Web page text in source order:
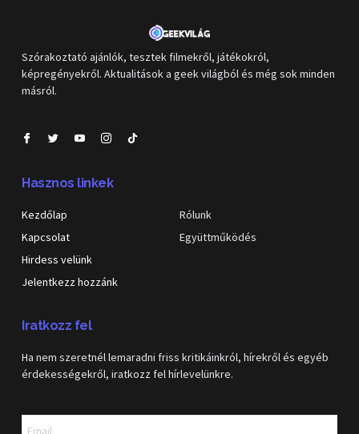
Szórakoztató ajánlók, tesztek filmekről, játékokról,
képregényekről. Aktualitások a geek világból és még sok minden
másról.
Hasznos linkek
Kezdőlap
Kapcsolat
Hirdess velünk
Jelentkezz hozzánk
Rólunk
Együttműködés
Iratkozz fel
Ha nem szeretnél lemaradni friss kritikáinkról, hírekről és egyéb
érdekességekről, iratkozz fel hírlevelünkre.